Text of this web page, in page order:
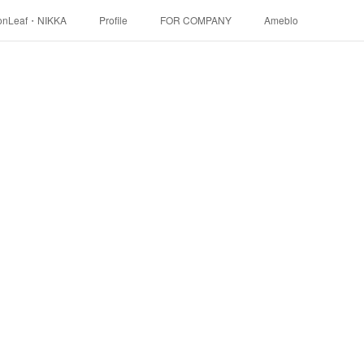
・NIKKA Profile FOR COMPANY Ameblo